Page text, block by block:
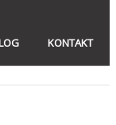
KONTAKT